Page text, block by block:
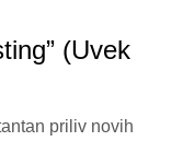
(Uvek
priliv novih